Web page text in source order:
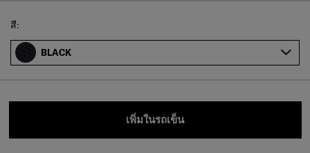
Select
สี:
BLACK
เพิ่มในรถเข็น